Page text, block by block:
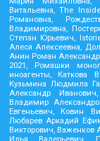
Витальевна, The
Романовна,
Владимировна,
Степан Юрьевич,
Алеся Алексеевна,
Анин Роман
2021, Ромашки
иноагенты, Каткова
Кузьмина Людмила
Александр
Владимир
Евгеньевич, Ковин
Любарев Аркадий
Викторович, Важенков